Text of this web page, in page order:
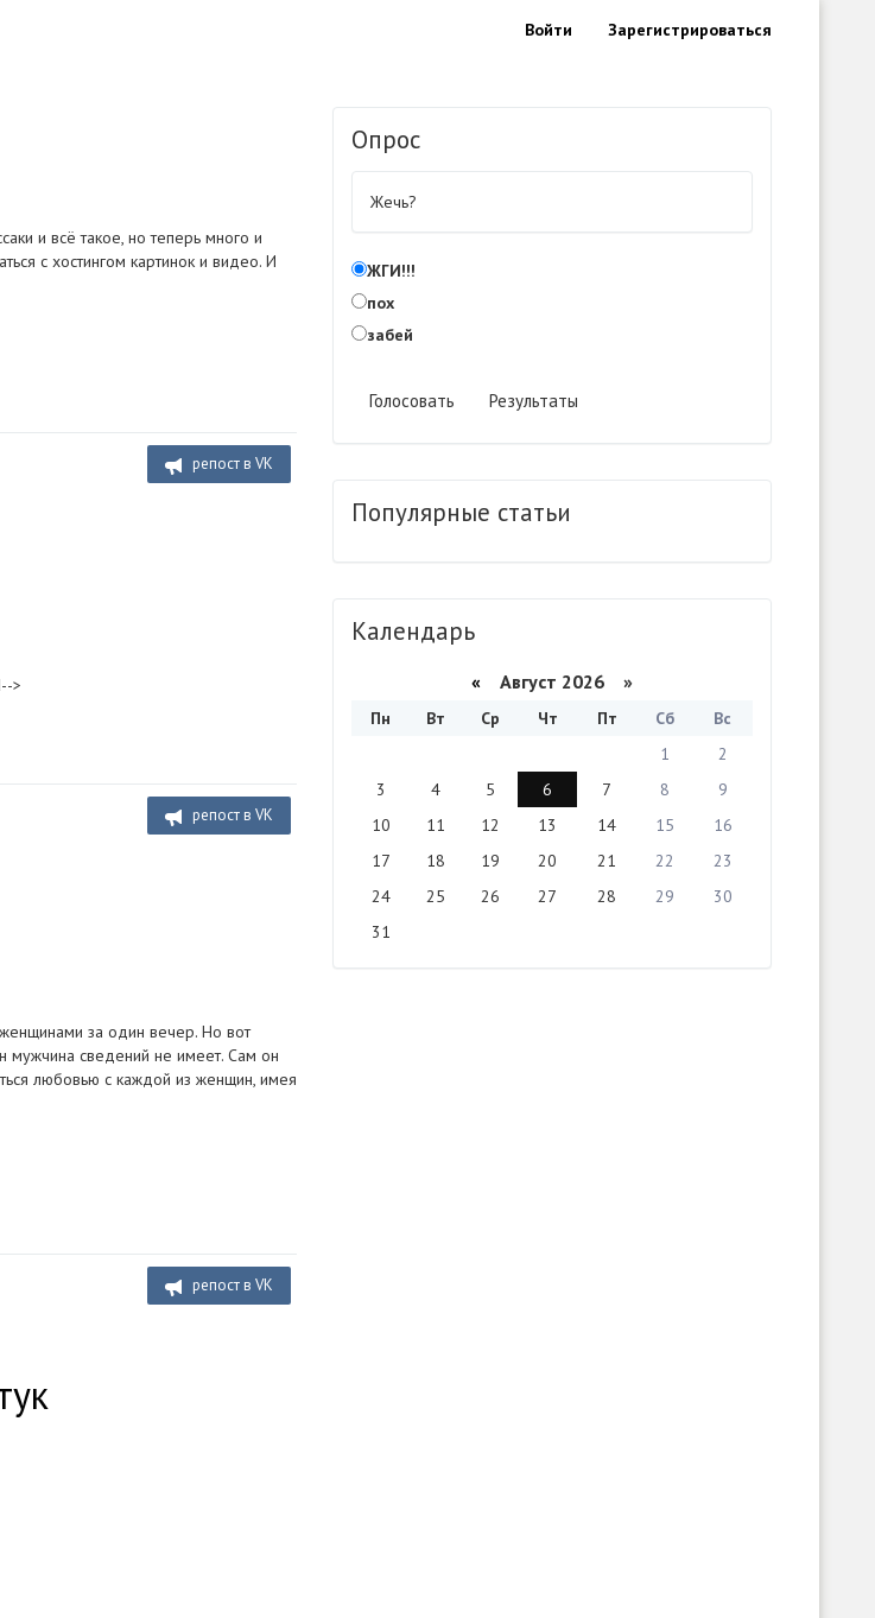
Войти Зарегистрироваться
и всё такое, но теперь много и
с хостингом картинок и видео. И
репост в VK
>
репост в VK
за один вечер. Но вот
мужчина сведений не имеет. Сам он
любовью с каждой из женщин, имея
репост в VK
Опрос
Жечь?
ЖГИ!!!
пох
забей
Голосовать Результаты
Популярные статьи
Календарь
« Август 2026 »
Пн Вт Ср Чт Пт Сб
Вс
1
2
3
4 5 6 7 8
9
10
11 12 13 14 15
16
17
18 19 20 21 22
23
24
25 26 27 28 29
30
31